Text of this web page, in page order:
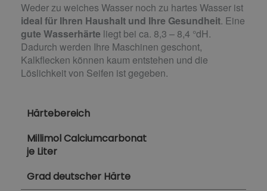
Weder zu weiches Wasser noch zu hartes Wasser ist
ideal für Ihren Haushalt und Ihre Gesundheit. Eine
gute Wasserhärte liegt bei ca. 8,3 – 8,4 °dH.
Dadurch werden Ihre Maschinen geschont,
Kalkflecken können kaum entstehen und die
Löslichkeit von Seifen ist gegeben.
Härtebereich
Millimol Calciumcarbonat
je Liter
Grad deutscher Härte